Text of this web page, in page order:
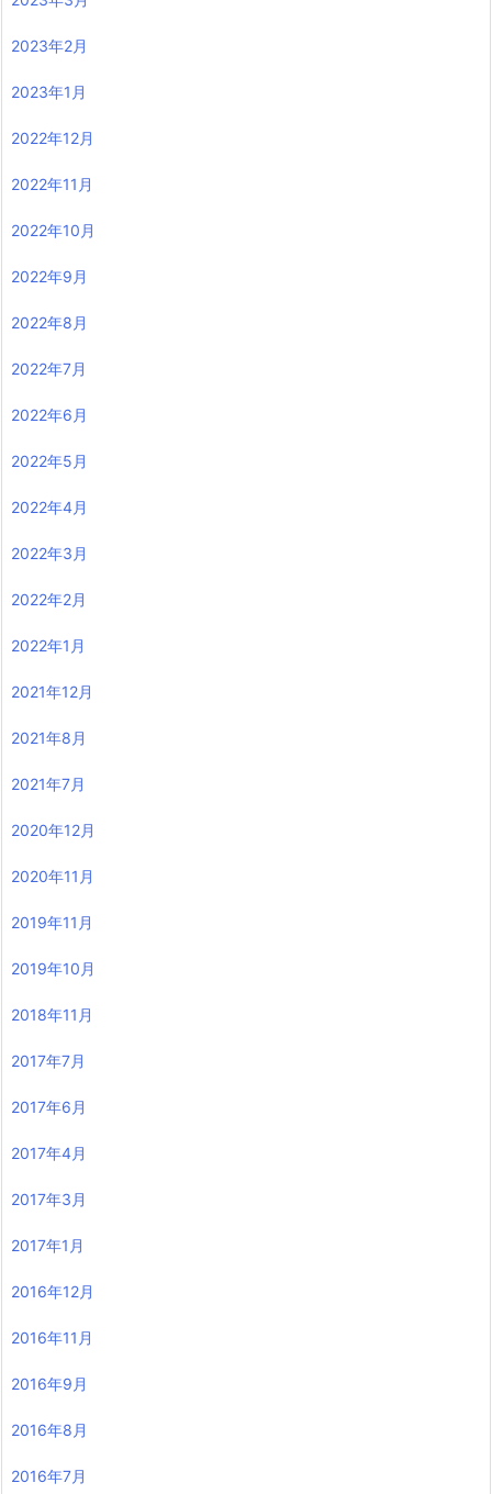
2023年2月
2023年1月
2022年12月
2022年11月
2022年10月
2022年9月
2022年8月
2022年7月
2022年6月
2022年5月
2022年4月
2022年3月
2022年2月
2022年1月
2021年12月
2021年8月
2021年7月
2020年12月
2020年11月
2019年11月
2019年10月
2018年11月
2017年7月
2017年6月
2017年4月
2017年3月
2017年1月
2016年12月
2016年11月
2016年9月
2016年8月
2016年7月